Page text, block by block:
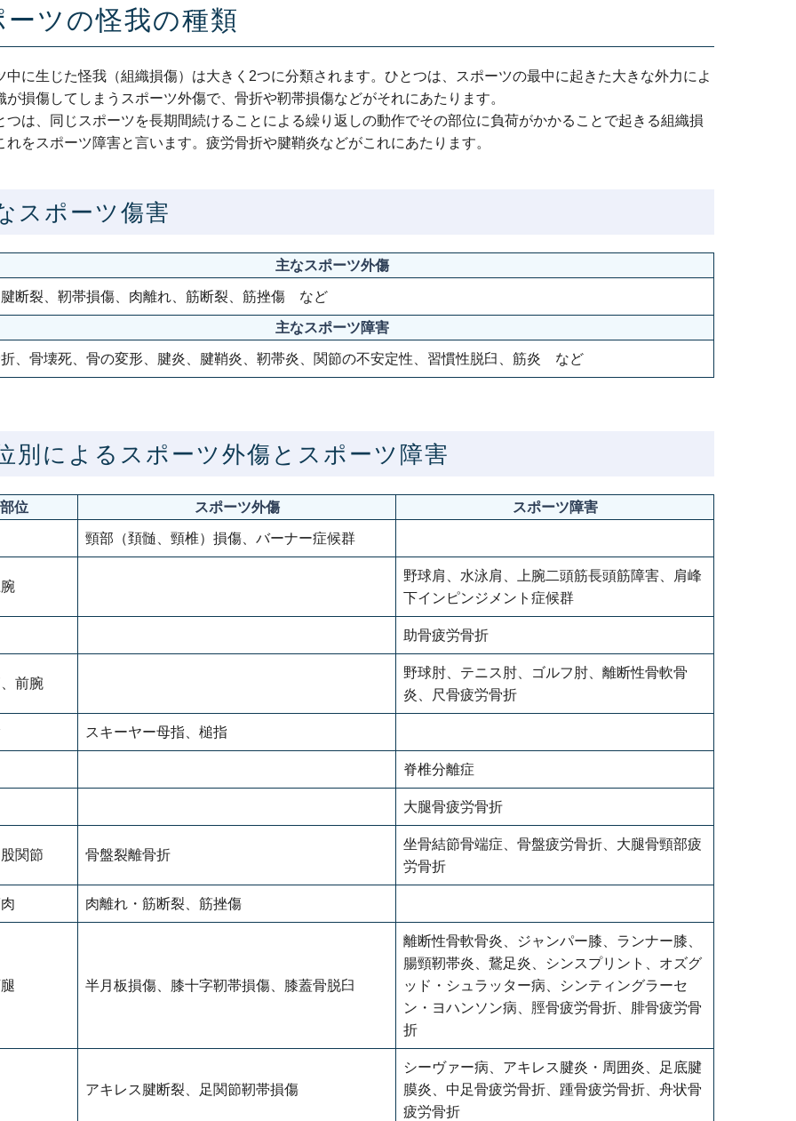
ツの怪我の種類
中に生じた怪我（組織損傷）は大きく2つに分類されます。ひとつは、スポーツの最中に起きた大きな外力によ
が損傷してしまうスポーツ外傷で、骨折や靭帯損傷などがそれにあたります。
つは、同じスポーツを長期間続けることによる繰り返しの動作でその部位に負荷がかかることで起きる組織損
れをスポーツ障害と言います。疲労骨折や腱鞘炎などがこれにあたります。
スポーツ傷害
主なスポーツ外傷
断裂、靭帯損傷、肉離れ、筋断裂、筋挫傷 など
主なスポーツ障害
、骨壊死、骨の変形、腱炎、腱鞘炎、靭帯炎、関節の不安定性、習慣性脱臼、筋炎 など
別によるスポーツ外傷とスポーツ障害
部位 スポーツ外傷 スポーツ障害
頸部（頚髄、頸椎）損傷、バーナー症候群
野球肩、水泳肩、上腕二頭筋長頭筋障害、肩峰
下インピンジメント症候群
助骨疲労骨折
前腕
野球肘、テニス肘、ゴルフ肘、離断性骨軟骨
炎、尺骨疲労骨折
スキーヤー母指、槌指
脊椎分離症
大腿骨疲労骨折
関節 骨盤裂離骨折
坐骨結節骨端症、骨盤疲労骨折、大腿骨頸部疲
労骨折
肉離れ・筋断裂、筋挫傷
半月板損傷、膝十字靭帯損傷、膝蓋骨脱臼
離断性骨軟骨炎、ジャンパー膝、ランナー膝、
腸頸靭帯炎、鵞足炎、シンスプリント、オズグ
ッド・シュラッター病、シンティングラーセ
ン・ヨハンソン病、脛骨疲労骨折、腓骨疲労骨
折
アキレス腱断裂、足関節靭帯損傷
シーヴァー病、アキレス腱炎・周囲炎、足底腱
膜炎、中足骨疲労骨折、踵骨疲労骨折、舟状骨
疲労骨折